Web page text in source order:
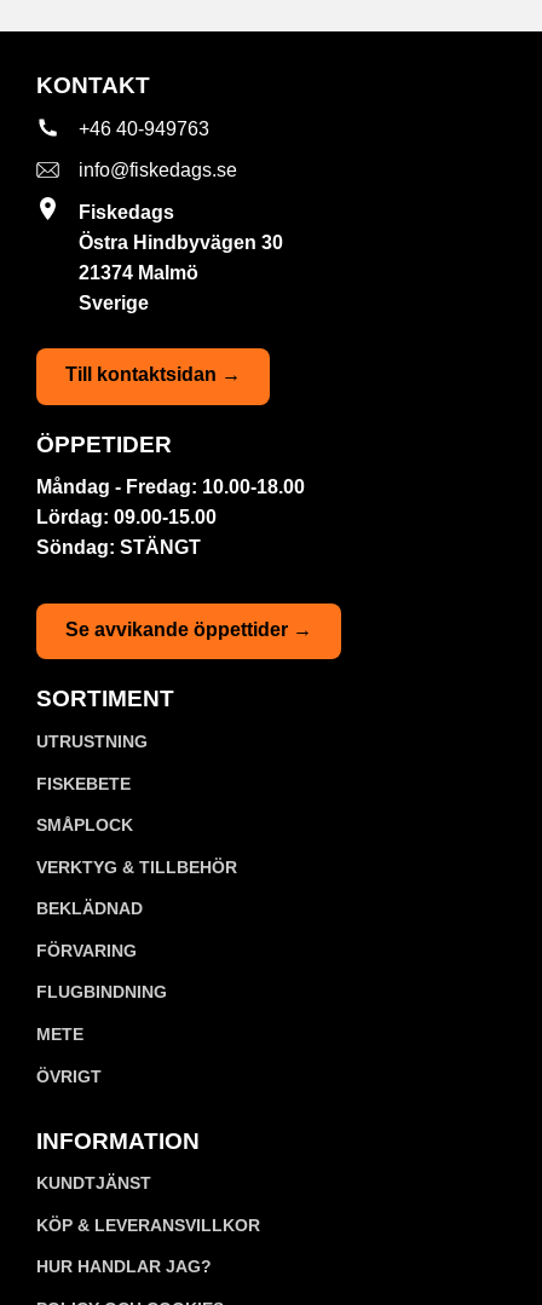
KONTAKT
+46 40-949763
info@fiskedags.se
Fiskedags
Östra Hindbyvägen 30
21374 Malmö
Sverige
Till kontaktsidan →
ÖPPETIDER
Måndag - Fredag: 10.00-18.00
Lördag: 09.00-15.00
Söndag: STÄNGT
Se avvikande öppettider →
SORTIMENT
UTRUSTNING
FISKEBETE
SMÅPLOCK
VERKTYG & TILLBEHÖR
BEKLÄDNAD
FÖRVARING
FLUGBINDNING
METE
ÖVRIGT
INFORMATION
KUNDTJÄNST
KÖP & LEVERANSVILLKOR
HUR HANDLAR JAG?